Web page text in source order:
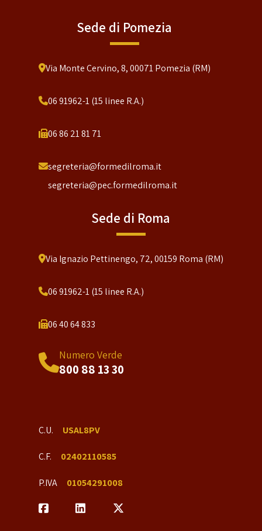
Sede di Pomezia
Via Monte Cervino, 8, 00071 Pomezia (RM)
06 91962-1 (15 linee R.A.)
06 86 21 81 71
segreteria@formedilroma.it
segreteria@pec.formedilroma.it
Sede di Roma
Via Ignazio Pettinengo, 72, 00159 Roma (RM)
06 91962-1 (15 linee R.A.)
06 40 64 833
Numero Verde
800 88 13 30
C.U. USAL8PV
C.F. 02402110585
P.IVA 01054291008